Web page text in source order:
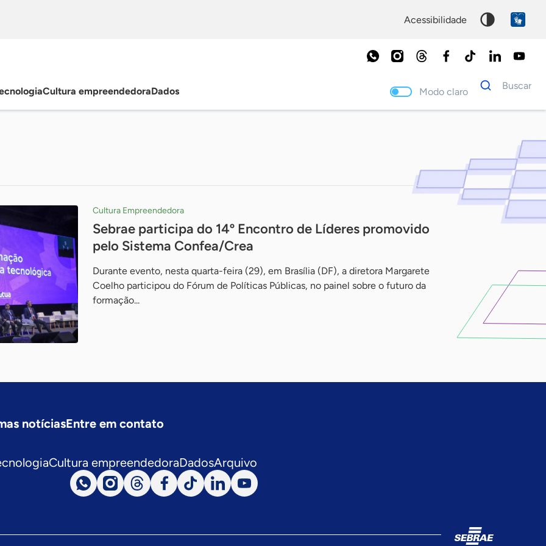
acessibilidade
Cultura empreendedoraDados Modo claro
Dados
para
Buscar
Cultura Empreendedora
Sebrae participa do 14º Encontro de Líderes promovido
pelo Sistema Confea/Crea
Durante evento, nesta quarta-feira (29), em Brasília (DF), a diretora Margarete
Coelho participou do Fórum de Políticas Públicas, no painel sobre o futuro da
formação...
notíciasEntre em contato
Cultura empreendedoraDadosArquivo